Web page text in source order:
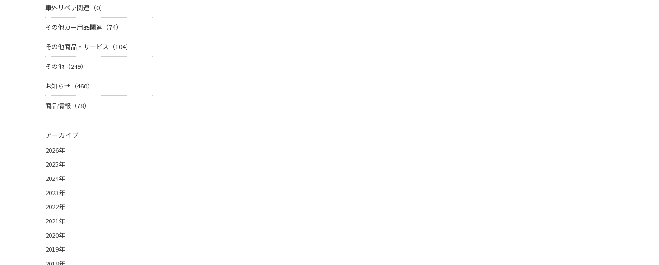
車外リペア関連（0）
その他カー用品関連（74）
その他商品・サービス（104）
その他（249）
お知らせ（460）
商品情報（78）
アーカイブ
2026年
2025年
2024年
2023年
2022年
2021年
2020年
2019年